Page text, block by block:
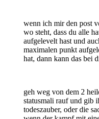
wenn ich mir den post
wo steht, dass du alle
aufgelevelt hast und
maximalen punkt
hat, dann kann das bei
geh weg von dem 2
statusmali rauf und gib
todeszauber, oder die